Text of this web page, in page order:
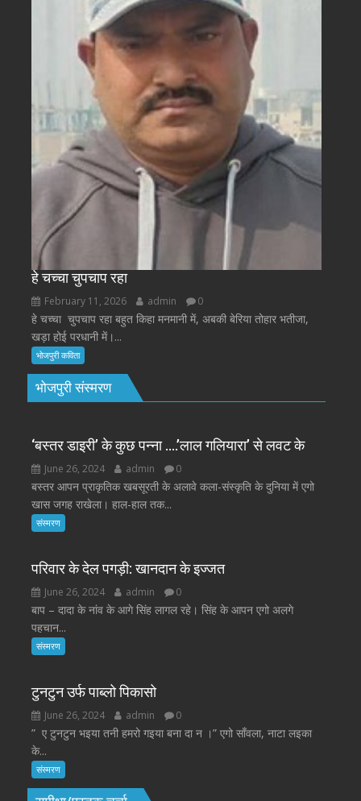
हे चच्चा चुपचाप रहा
February 11, 2026 admin 0
हे चच्चा चुपचाप रहा बहुत किहा मनमानी में, अबकी बेरिया तोहार भतीजा,
खड़ा होई परधानी में।...
भोजपुरी कविता
भोजपुरी संस्मरण
‘बस्तर डाइरी’ के कुछ पन्ना ….’लाल गलियारा’ से लवट के
June 26, 2024 admin 0
बस्तर आपन प्राकृतिक खबसूरती के अलावे कला-संस्कृति के दुनिया में एगो
खास जगह राखेला। हाल-हाल तक...
संस्मरण
परिवार के देल पगड़ी: खानदान के इज्जत
June 26, 2024 admin 0
बाप – दादा के नांव के आगे सिंह लागल रहे। सिंह के आपन एगो अलगे
पहचान...
संस्मरण
टुनटुन उर्फ पाब्लो पिकासो
June 26, 2024 admin 0
” ए टुनटुन भइया तनी हमरो गइया बना दा न ।” एगो साँवला, नाटा लइका
के...
संस्मरण